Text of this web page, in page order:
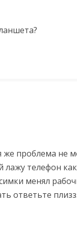
проблема не
лажу телефон
менял
ответьте